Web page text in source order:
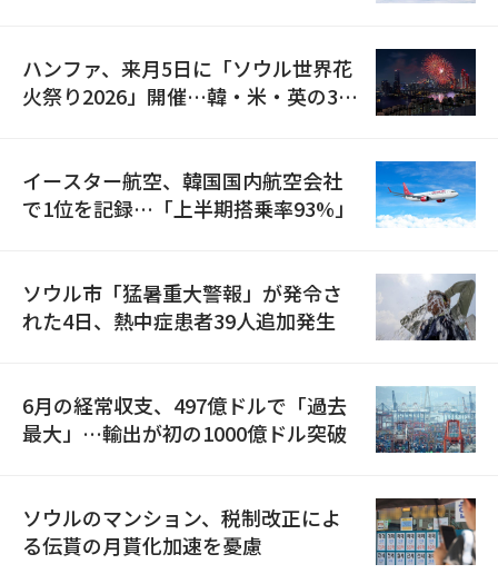
ハンファ、来月5日に「ソウル世界花
火祭り2026」開催…韓・米・英の3カ
イースター航空、韓国国内航空会社
で1位を記録…「上半期搭乗率93%」
ソウル市「猛暑重大警報」が発令さ
れた4日、熱中症患者39人追加発生
6月の経常収支、497億ドルで「過去
最大」…輸出が初の1000億ドル突破
ソウルのマンション、税制改正によ
る伝貰の月貰化加速を憂慮